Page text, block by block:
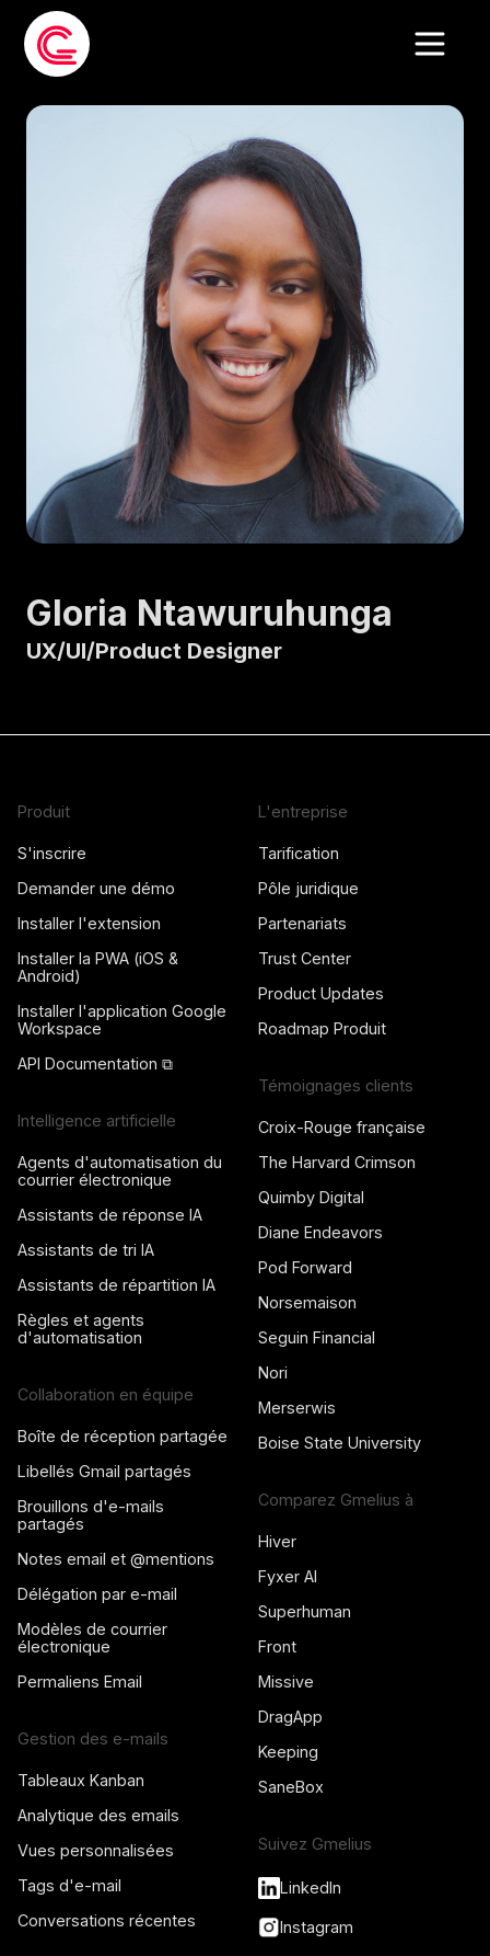
Gloria Ntawuruhunga
UX/UI/Product Designer
Produit
S'inscrire
Demander une démo
Installer l'extension
Installer la PWA (iOS &
Android)
Installer l'application Google
Workspace
API Documentation ⧉
Intelligence artificielle
Agents d'automatisation du
courrier électronique
Assistants de réponse IA
Assistants de tri IA
Assistants de répartition IA
Règles et agents
d'automatisation
Collaboration en équipe
Boîte de réception partagée
Libellés Gmail partagés
Brouillons d'e-mails
partagés
Notes email et @mentions
Délégation par e-mail
Modèles de courrier
électronique
Permaliens Email
Gestion des e-mails
Tableaux Kanban
Analytique des emails
Vues personnalisées
Tags d'e-mail
Conversations récentes
L'entreprise
Tarification
Pôle juridique
Partenariats
Trust Center
Product Updates
Roadmap Produit
Témoignages clients
Croix-Rouge française
The Harvard Crimson
Quimby Digital
Diane Endeavors
Pod Forward
Norsemaison
Seguin Financial
Nori
Merserwis
Boise State University
Comparez Gmelius à
Hiver
Fyxer AI
Superhuman
Front
Missive
DragApp
Keeping
SaneBox
Suivez Gmelius
LinkedIn
Instagram